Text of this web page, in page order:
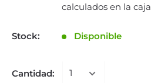
calculados en la caja
Stock: Disponible
Cantidad: